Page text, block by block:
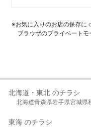
※お気に入りのお店の保存に
ブラウザのプライベート
北海道・東北 のチラシ
北海道青森県岩手県宮城県
東海 のチラシ